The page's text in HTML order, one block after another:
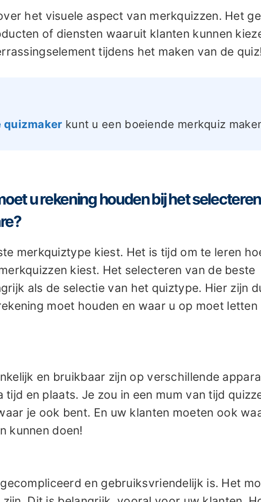
het visuele aspect van merkquizzen. Het
of diensten waaruit klanten kunnen
tijdens het maken van de
quizmaker kunt u een boeiende merkquiz
u rekening houden bij het
merkquiztype kiest. Het is tijd om te leren
kiest. Het selecteren van de beste
als de selectie van het quiztype. Hier zijn
moet houden en waar u op moet letten
en bruikbaar zijn op verschillende
tijd en plaats. Je zou in een mum van tijd
je ook bent. En uw klanten moeten ook
kunnen doen!
en gebruiksvriendelijk is. Het